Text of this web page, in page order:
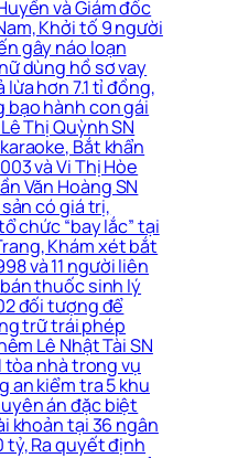
và Giám đốc
Khởi tố 9 người
gây náo loạn
dùng hồ sơ vay
hơn 7.1 tỉ đồng,
bạo hành con gái
Thị Quỳnh SN
Bắt khẩn
và Vi Thị Hòe
Văn Hoàng SN
có giá trị,
chức “bay lắc” tại
Khám xét bắt
và 11 người liên
thuốc sinh lý
đối tượng để
trữ trái phép
Lê Nhật Tài SN
tòa nhà trong vụ
an kiểm tra 5 khu
án đặc biệt
khoản tại 36 ngân
tỷ, Ra quyết định